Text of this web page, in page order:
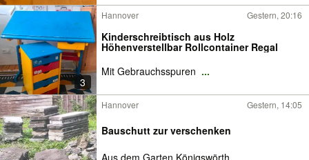
3
Hannover Gestern, 20:16
Kinderschreibtisch aus Holz
Höhenverstellbar Rollcontainer Regal
Mit Gebrauchsspuren ...
Hannover Gestern, 14:05
Bauschutt zur verschenken